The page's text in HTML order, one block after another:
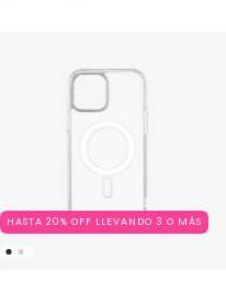
HASTA 20% OFF LLEVANDO 3 O MÁS